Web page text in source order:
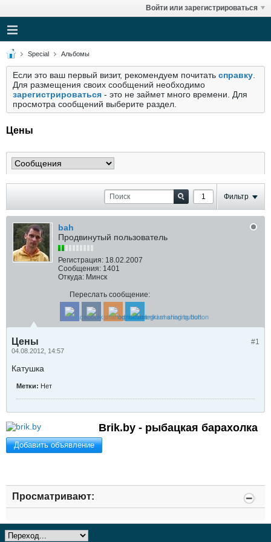
Войти или зарегистрироваться
Special Альбомы
Если это ваш первый визит, рекомендуем почитать справку
Для размещения своих сообщений необходимо
зарегистрироваться - это не займет много времени. Для
просмотра сообщений выберите раздел.
Цены
Фильтр
bah
Продвинутый пользователь
Регистрация: 18.02.2007
Сообщения: 1401
Откуда: Минск
Переслать сообщение:
#1
Цены
04.08.2012, 14:57
Катушка
Метки: Нет
Brik.by - рыбацкая барахолка
Добавить объявление
Просматривают: